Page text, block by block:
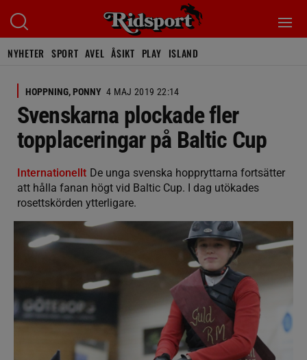
NYHETER SPORT AVEL ÅSIKT PLAY ISLAND
HOPPNING, PONNY 4 MAJ 2019 22:14
Svenskarna plockade fler
topplaceringar på Baltic Cup
Internationellt De unga svenska hoppryttarna fortsätter
att hålla fanan högt vid Baltic Cup. I dag utökades
rosettskörden ytterligare.